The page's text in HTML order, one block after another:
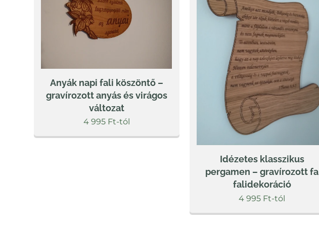
Anyák napi fali köszöntő –
gravírozott anyás és virágos
változat
4 995Ft-tól
Idézetes klasszikus
pergamen – gravírozott fa
falidekoráció
4 995 Ft-tól